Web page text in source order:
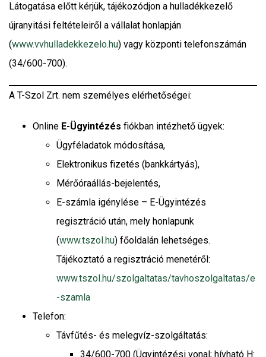
Látogatása előtt kérjük, tájékozódjon a hulladékkezelő
újranyitási feltételeiről a vállalat honlapján
(www.vvhulladekkezelo.hu) vagy központi telefonszámán
(34/600-700).
A T-Szol Zrt. nem személyes elérhetőségei:
Online E-Ügyintézés fiókban intézhető ügyek:
Ügyféladatok módosítása,
Elektronikus fizetés (bankkártyás),
Mérőóraállás-bejelentés,
E-számla igénylése – E-Ügyintézés
regisztráció után, mely honlapunk
(www.tszol.hu) főoldalán lehetséges.
Tájékoztató a regisztráció menetéről:
www.tszol.hu/szolgaltatas/tavhoszolgaltatas/e
-szamla
Telefon:
Távfűtés- és melegvíz-szolgáltatás:
34/600-700 (Ügyintézési vonal; hívható H: